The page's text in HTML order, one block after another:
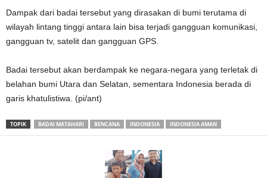
Dampak dari badai tersebut yang dirasakan di bumi terutama di
wilayah lintang tinggi antara lain bisa terjadi gangguan komunikasi,
gangguan tv, satelit dan gangguan GPS.
Badai tersebut akan berdampak ke negara-negara yang terletak di
belahan bumi Utara dan Selatan, sementara Indonesia berada di
garis khatulistiwa. (pi/ant)
TOPIK BADAI MATAHARI BENCANA INDONESIA INDONESIA AMAN